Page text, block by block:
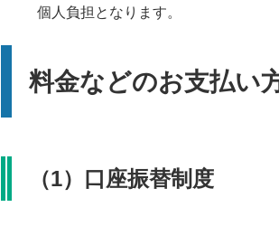
個人負担となります。
料金などのお支払い
（1）口座振替制度